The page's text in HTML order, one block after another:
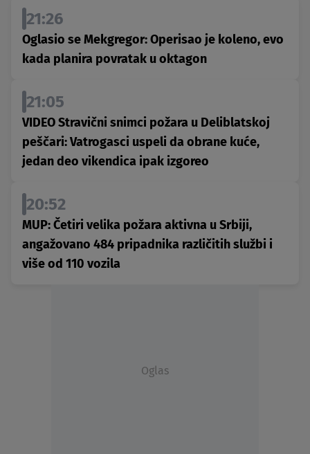
21:26
Oglasio se Mekgregor: Operisao je koleno, evo
kada planira povratak u oktagon
21:05
VIDEO Stravični snimci požara u Deliblatskoj
peščari: Vatrogasci uspeli da obrane kuće,
jedan deo vikendica ipak izgoreo
20:52
MUP: Četiri velika požara aktivna u Srbiji,
angažovano 484 pripadnika različitih službi i
više od 110 vozila
Oglas